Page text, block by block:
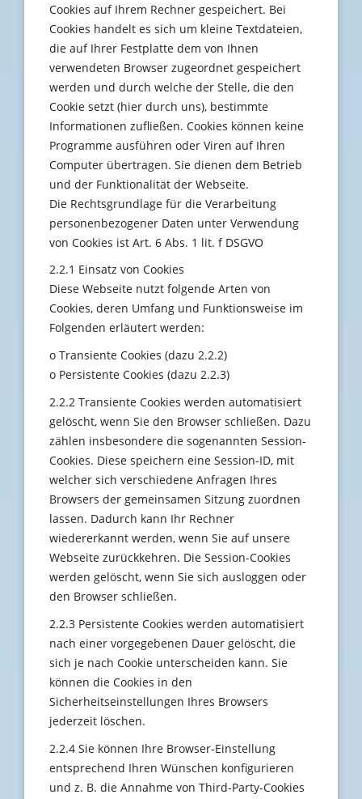
Cookies auf Ihrem Rechner gespeichert. Bei
Cookies handelt es sich um kleine Textdateien,
die auf Ihrer Festplatte dem von Ihnen
verwendeten Browser zugeordnet gespeichert
werden und durch welche der Stelle, die den
Cookie setzt (hier durch uns), bestimmte
Informationen zufließen. Cookies können keine
Programme ausführen oder Viren auf Ihren
Computer übertragen. Sie dienen dem Betrieb
und der Funktionalität der Webseite.
Die Rechtsgrundlage für die Verarbeitung
personenbezogener Daten unter Verwendung
von Cookies ist Art. 6 Abs. 1 lit. f DSGVO
2.2.1 Einsatz von Cookies
Diese Webseite nutzt folgende Arten von
Cookies, deren Umfang und Funktionsweise im
Folgenden erläutert werden:
o Transiente Cookies (dazu 2.2.2)
o Persistente Cookies (dazu 2.2.3)
2.2.2 Transiente Cookies werden automatisiert
gelöscht, wenn Sie den Browser schließen. Dazu
zählen insbesondere die sogenannten Session-
Cookies. Diese speichern eine Session-ID, mit
welcher sich verschiedene Anfragen Ihres
Browsers der gemeinsamen Sitzung zuordnen
lassen. Dadurch kann Ihr Rechner
wiedererkannt werden, wenn Sie auf unsere
Webseite zurückkehren. Die Session-Cookies
werden gelöscht, wenn Sie sich ausloggen oder
den Browser schließen.
2.2.3 Persistente Cookies werden automatisiert
nach einer vorgegebenen Dauer gelöscht, die
sich je nach Cookie unterscheiden kann. Sie
können die Cookies in den
Sicherheitseinstellungen Ihres Browsers
jederzeit löschen.
2.2.4 Sie können Ihre Browser-Einstellung
entsprechend Ihren Wünschen konfigurieren
und z. B. die Annahme von Third-Party-Cookies